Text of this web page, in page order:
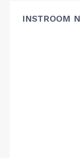
INSTROOM